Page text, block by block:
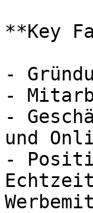
**Key
-
-
-
und
-